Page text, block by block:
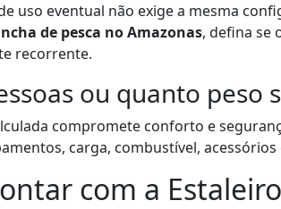
uso eventual não exige a mesma
de pesca no Amazonas, defina se
recorrente.
ou quanto peso
compromete conforto e
carga, combustível,
com a